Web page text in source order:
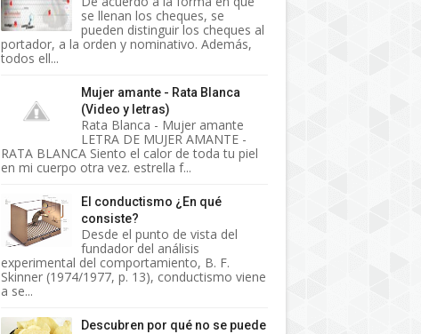
se llenan los cheques, se
pueden distinguir los cheques al
portador, a la orden y nominativo. Además,
todos ell...
Mujer amante - Rata Blanca
(Video y letras)
Rata Blanca - Mujer amante
LETRA DE MUJER AMANTE -
RATA BLANCA Siento el calor de toda tu piel
en mi cuerpo otra vez. estrella f...
El conductismo ¿En qué
consiste?
Desde el punto de vista del
fundador del análisis
experimental del comportamiento, B. F.
Skinner (1974/1977, p. 13), conductismo viene
a se...
Descubren por qué no se puede